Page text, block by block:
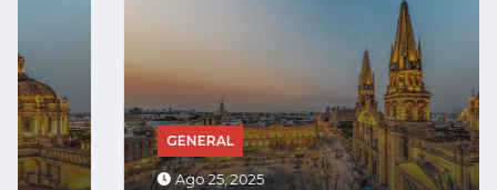
GENERAL
Ago 25, 2025